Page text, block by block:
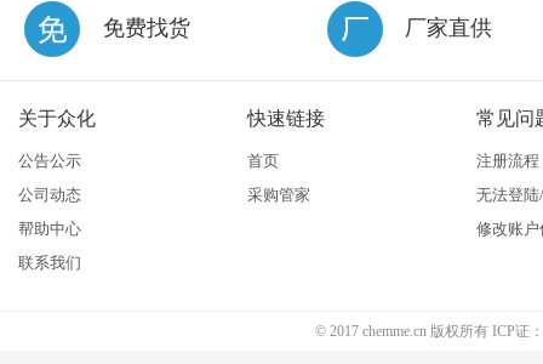
免费找货 厂家直供
关于众化
公告公示
公司动态
帮助中心
联系我们
快速链接
首页
采购管家
常见问
注册流程
无法登
修改账户
© 2017 chemme.cn 版权所有 ICP证：